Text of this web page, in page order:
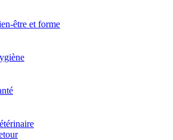
être et forme